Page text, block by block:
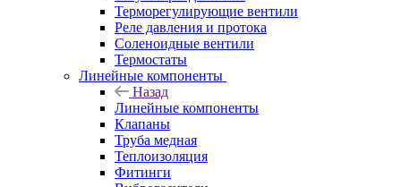
Терморегулирующие вентили
Реле давления и протока
Соленоидные вентили
Термостаты
Линейные компоненты
Назад
Линейные компоненты
Клапаны
Труба медная
Теплоизоляция
Фитинги